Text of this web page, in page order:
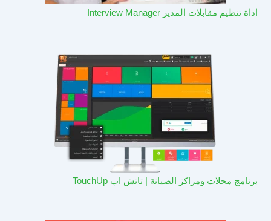
اداة تنظيم مقابلات المدير Interview Manager
برنامج محلات ومراكز الصيانة | تاتش اب TouchUp